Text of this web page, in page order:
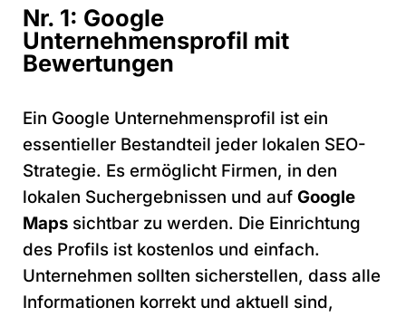
Nr. 1: Google
Unternehmensprofil mit
Bewertungen
Ein Google Unternehmensprofil ist ein
essentieller Bestandteil jeder lokalen SEO-
Strategie. Es ermöglicht Firmen, in den
lokalen Suchergebnissen und auf Google
Maps sichtbar zu werden. Die Einrichtung
des Profils ist kostenlos und einfach.
Unternehmen sollten sicherstellen, dass alle
Informationen korrekt und aktuell sind,